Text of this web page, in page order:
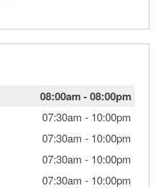
08:00am-08:00pm
07:30am - 10:00pm
07:30am - 10:00pm
07:30am - 10:00pm
07:30am - 10:00pm